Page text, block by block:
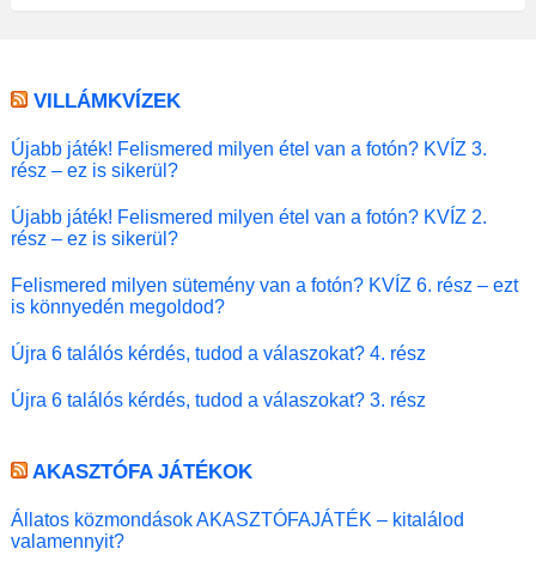
VILLÁMKVÍZEK
Újabb játék! Felismered milyen étel van a fotón? KVÍZ 3.
rész – ez is sikerül?
Újabb játék! Felismered milyen étel van a fotón? KVÍZ 2.
rész – ez is sikerül?
Felismered milyen sütemény van a fotón? KVÍZ 6. rész – ezt
is könnyedén megoldod?
Újra 6 találós kérdés, tudod a válaszokat? 4. rész
Újra 6 találós kérdés, tudod a válaszokat? 3. rész
AKASZTÓFA JÁTÉKOK
Állatos közmondások AKASZTÓFAJÁTÉK – kitalálod
valamennyit?